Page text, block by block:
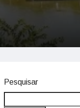
Pesquisar